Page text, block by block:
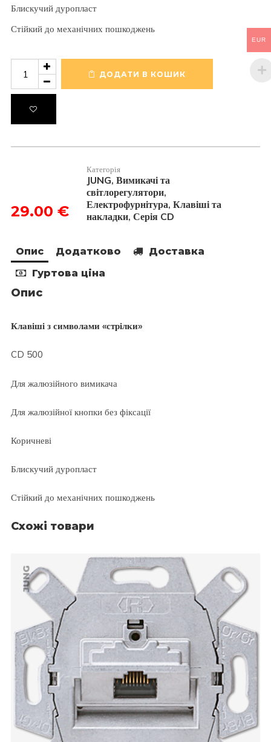
Блискучий дуропласт
Стійкий до механічних пошкоджень
подвійна
зі
CD595PBR
кількість
ДОДАТИ В КОШИК
29.00 €
Категорія
JUNG, Вимикачі та
світлорегулятори,
Електрофурнітура, Клавіші та
накладки, Серія CD
Опис Додатково
Доставка
Гуртова ціна
Опис
Клавіші з символами «стрілки»
CD 500
Для жалюзійного вимикача
Для жалюзійної кнопки без фіксації
Коричневі
Блискучий дуропласт
Стійкий до механічних пошкоджень
Схожі товари
JUNG
EUR